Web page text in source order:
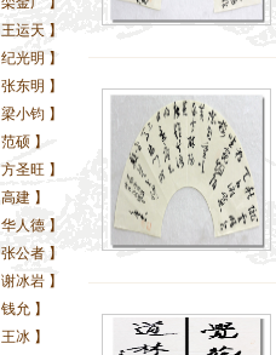
王运天 】
纪光明 】
张东明 】
梁小钧 】
范硕 】
方圣旺 】
高建 】
华人德 】
张公者 】
谢冰岩 】
钱允 】
王冰 】